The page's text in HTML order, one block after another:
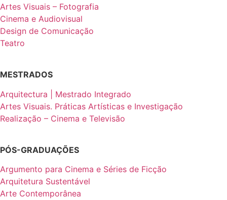
Artes Visuais – Fotografia
Cinema e Audiovisual
Design de Comunicação
Teatro
MESTRADOS
Arquitectura | Mestrado Integrado
Artes Visuais. Práticas Artísticas e Investigação
Realização – Cinema e Televisão
PÓS-GRADUAÇÕES
Argumento para Cinema e Séries de Ficção
Arquitetura Sustentável
Arte Contemporânea